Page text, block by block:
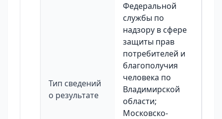
Тип сведений
о результате
Федеральной
службы по
надзору в сфере
защиты прав
потребителей и
благополучия
человека по
Владимирской
области;
Московско-